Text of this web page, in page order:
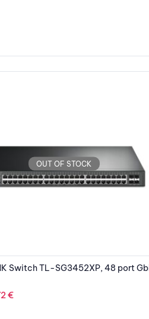
OUT OF STOCK
Laptop ThinkPad X1 Yoga G5
14” FHD IPS/i7-
16GB/512GB/Intel UHD Graphics/Win